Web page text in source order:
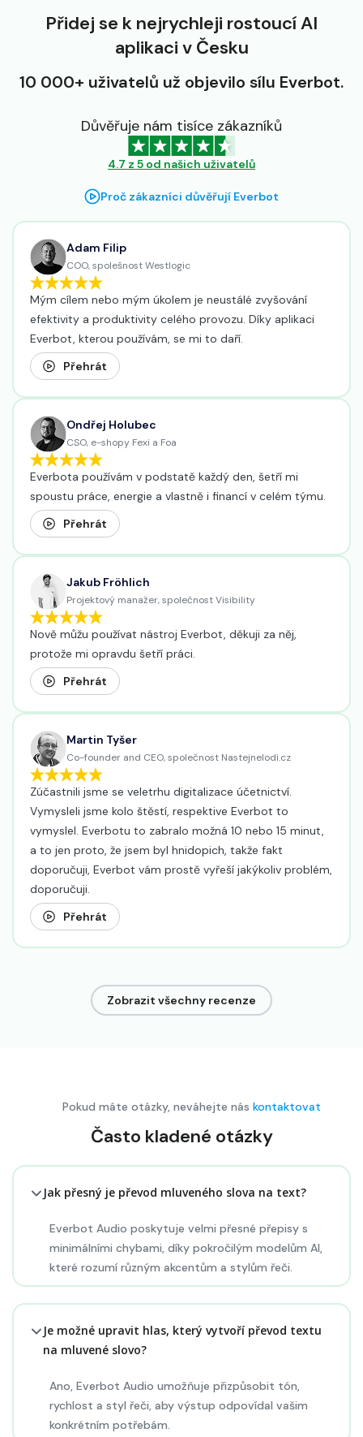
Přidej se k nejrychleji rostoucí AI
aplikaci v Česku
10 000+ uživatelů už objevilo sílu Everbot.
Důvěřuje nám tisíce zákazníků
4.7 z 5 od našich uživatelů
Proč zákazníci důvěřují Everbot
Adam Filip
COO, spolešnost Westlogic
Mým cílem nebo mým úkolem je neustálé zvyšování
efektivity a produktivity celého provozu. Díky aplikaci
Everbot, kterou používám, se mi to daří.
Přehrát
Ondřej Holubec
CSO, e-shopy Fexi a Foa
Everbota používám v podstatě každý den, šetří mi
spoustu práce, energie a vlastně i financí v celém týmu.
Přehrát
Jakub Fröhlich
Projektový manažer, společnost Visibility
Nově můžu používat nástroj Everbot, děkuji za něj,
protože mi opravdu šetří práci.
Přehrát
Martin Tyšer
Co-founder and CEO, společnost Nastejnelodi.cz
Zúčastnili jsme se veletrhu digitalizace účetnictví.
Vymysleli jsme kolo štěstí, respektive Everbot to
vymyslel. Everbotu to zabralo možná 10 nebo 15 minut,
a to jen proto, že jsem byl hnidopich, takže fakt
doporučuji, Everbot vám prostě vyřeší jakýkoliv problém,
doporučuji.
Přehrát
Zobrazit všechny recenze
Pokud máte otázky, neváhejte nás kontaktovat
Často kladené otázky
Jak přesný je převod mluveného slova na text?
Everbot Audio poskytuje velmi přesné přepisy s
minimálními chybami, díky pokročilým modelům AI,
které rozumí různým akcentům a stylům řeči.
Je možné upravit hlas, který vytvoří převod textu
na mluvené slovo?
Ano, Everbot Audio umožňuje přizpůsobit tón,
rychlost a styl řeči, aby výstup odpovídal vašim
konkrétním potřebám.